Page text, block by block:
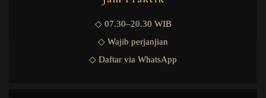
◇ 07.30–20.30 WIB
◇ Wajib perjanjian
◇ Daftar via WhatsApp